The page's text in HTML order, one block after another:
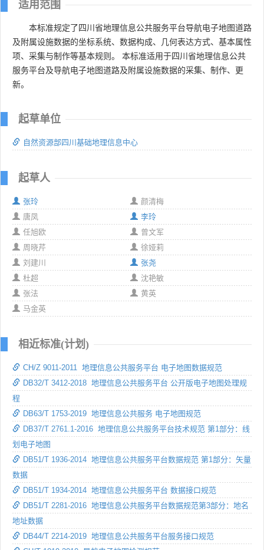
适用范围
本标准规定了四川省地理信息公共服务平台导航电子地图道路
及附属设施数据的坐标系统、数据构成、几何表达方式、基本属性
项、采集与制作等基本规则。 本标准适用于四川省地理信息公共
服务平台及导航电子地图道路及附属设施数据的采集、制作、更
新。
起草单位
自然资源部四川基础地理信息中心
起草人
张玲
颜清梅
唐凤
李玲
任旭欧
曾文军
周晓芹
徐娅莉
刘建川
张尧
杜超
沈艳敏
张法
黄英
马金英
相近标准(计划)
CH/Z 9011-2011 地理信息公共服务平台 电子地图数据规范
DB32/T 3412-2018 地理信息公共服务平台 公开版电子地图处理规
程
DB63/T 1753-2019 地理信息公共服务 电子地图规范
DB37/T 2761.1-2016 地理信息公共服务平台技术规范 第1部分：线
划电子地图
DB51/T 1936-2014 地理信息公共服务平台数据规范 第1部分：矢量
数据
DB51/T 1934-2014 地理信息公共服务平台 数据接口规范
DB51/T 2281-2016 地理信息公共服务平台数据规范第3部分：地名
地址数据
DB44/T 2214-2019 地理信息公共服务平台服务接口规范